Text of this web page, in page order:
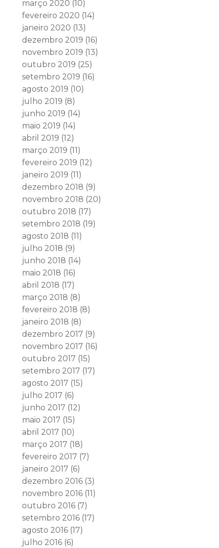
março 2020 (10)
fevereiro 2020 (14)
janeiro 2020 (13)
dezembro 2019 (16)
novembro 2019 (13)
outubro 2019 (25)
setembro 2019 (16)
agosto 2019 (10)
julho 2019 (8)
junho 2019 (14)
maio 2019 (14)
abril 2019 (12)
março 2019 (11)
fevereiro 2019 (12)
janeiro 2019 (11)
dezembro 2018 (9)
novembro 2018 (20)
outubro 2018 (17)
setembro 2018 (19)
agosto 2018 (11)
julho 2018 (9)
junho 2018 (14)
maio 2018 (16)
abril 2018 (17)
março 2018 (8)
fevereiro 2018 (8)
janeiro 2018 (8)
dezembro 2017 (9)
novembro 2017 (16)
outubro 2017 (15)
setembro 2017 (17)
agosto 2017 (15)
julho 2017 (6)
junho 2017 (12)
maio 2017 (15)
abril 2017 (10)
março 2017 (18)
fevereiro 2017 (7)
janeiro 2017 (6)
dezembro 2016(3)
novembro 2016(11)
outubro 2016(7)
setembro 2016(17)
agosto 2016(17)
julho 2016(6)